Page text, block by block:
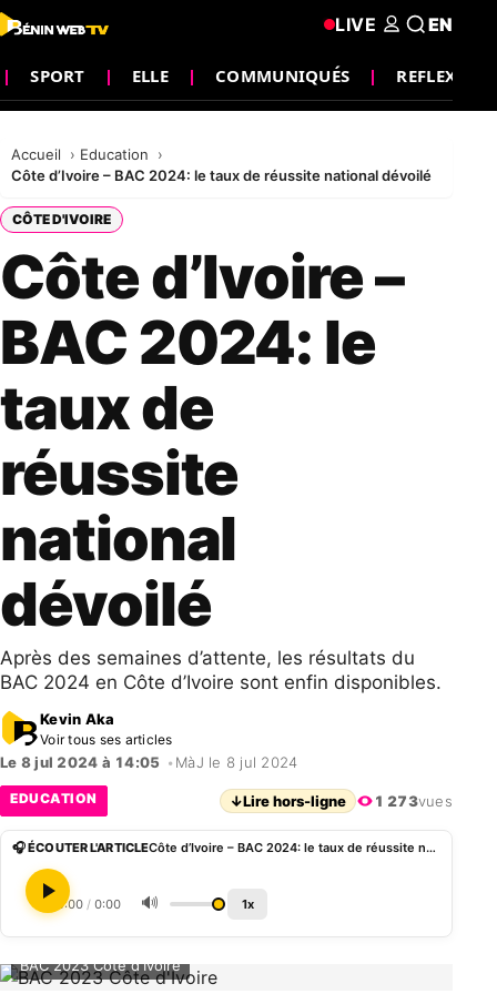
SPORT ELLE COMMUNIQUÉS REFLEXION
LIVE EN
Accueil
Education
Côte d’Ivoire – BAC 2024: le taux de réussite national dévoilé
CÔTE D'IVOIRE
Côte d’Ivoire –
BAC 2024: le
taux de
réussite
national
dévoilé
Après des semaines d’attente, les résultats du
BAC 2024 en Côte d’Ivoire sont enfin disponibles.
Kevin Aka
Voir tous ses articles
Le 8 jul 2024 à 14:05 • MàJ le 8 jul 2024
EDUCATION ↓Lire hors-ligne 1 273vues
🎧 ÉCOUTER L'ARTICLE Côte d’Ivoire – BAC 2024: le taux de réussite national dévoilé
0:00 / 0:00 🔊 1x
BAC 2023 Côte d'Ivoire